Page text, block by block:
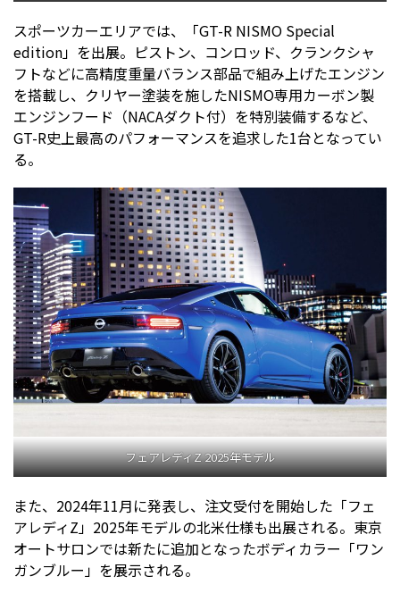
スポーツカーエリアでは、「GT-R NISMO Special
edition」を出展。ピストン、コンロッド、クランクシャ
フトなどに高精度重量バランス部品で組み上げたエンジン
を搭載し、クリヤー塗装を施したNISMO専用カーボン製
エンジンフード（NACAダクト付）を特別装備するなど、
GT-R史上最高のパフォーマンスを追求した1台となってい
る。
フェアレディZ 2025年モデル
また、2024年11月に発表し、注文受付を開始した「フェ
アレディZ」2025年モデルの北米仕様も出展される。東京
オートサロンでは新たに追加となったボディカラー「ワン
ガンブルー」を展示される。